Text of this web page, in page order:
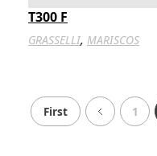
T300 F
GRASSELLI, MARISCOS
First 1